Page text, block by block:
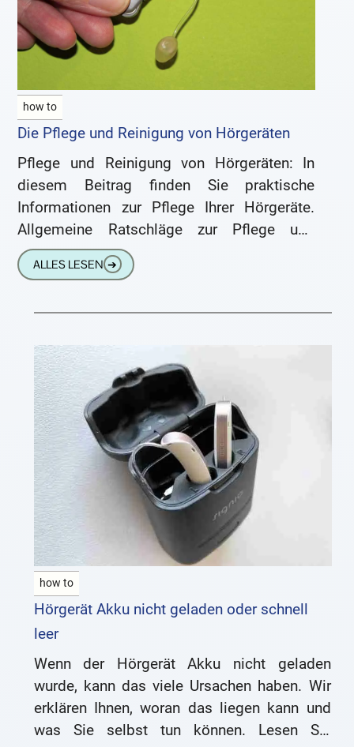
how to
Die Pflege und Reinigung von Hörgeräten
Pflege und Reinigung von Hörgeräten: In
diesem Beitrag finden Sie praktische
Informationen zur Pflege Ihrer Hörgeräte.
Allgemeine Ratschläge zur Pflege und
Reinigung von Hörgeräten Damit Sie lange
Freude an der
ALLES LESEN ➔
how to
Hörgerät Akku nicht geladen oder schnell
leer
Wenn der Hörgerät Akku nicht geladen
wurde, kann das viele Ursachen haben. Wir
erklären Ihnen, woran das liegen kann und
was Sie selbst tun können. Lesen Sie